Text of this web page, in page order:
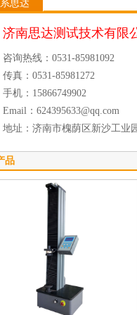
思达
济南思达测试技术有限
咨询热线：0531-85981092
传真：0531-85981272
手机：15866749902
Email：624395633@qq.com
地址：济南市槐荫区新沙工业
品